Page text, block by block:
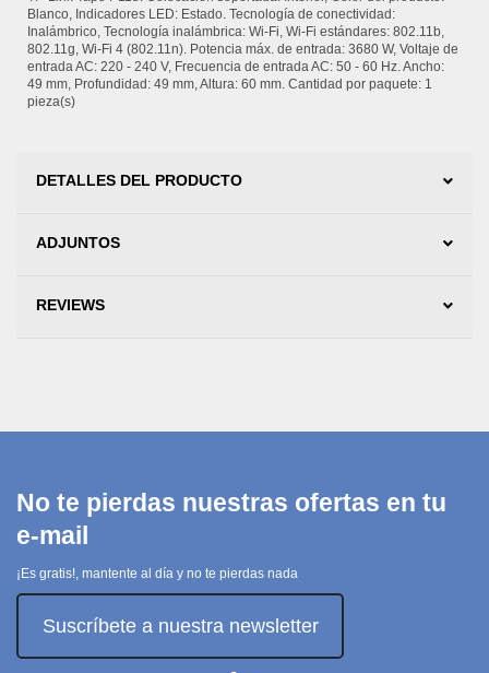
Blanco, Indicadores LED: Estado. Tecnología de conectividad:
Inalámbrico, Tecnología inalámbrica: Wi-Fi, Wi-Fi estándares: 802.11b,
802.11g, Wi-Fi 4 (802.11n). Potencia máx. de entrada: 3680 W, Voltaje de
entrada AC: 220 - 240 V, Frecuencia de entrada AC: 50 - 60 Hz. Ancho:
49 mm, Profundidad: 49 mm, Altura: 60 mm. Cantidad por paquete: 1
pieza(s)
DETALLES DEL PRODUCTO
ADJUNTOS
REVIEWS
No te pierdas nuestras ofertas en tu
e-mail
¡Es gratis!, mantente al día y no te pierdas nada
Suscríbete a nuestra newsletter